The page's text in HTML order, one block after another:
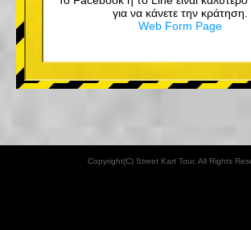
για να κάνετε την κράτηση.
Web Form Page
Copyright(C) Street Kart Tour. All Rights